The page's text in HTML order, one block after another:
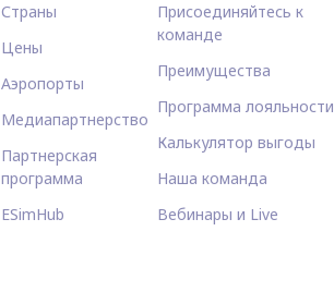
Страны
Цены
Аэропорты
Медиапартнерство
Партнерская
программа
ESimHub
Присоединяйтесь к
команде
Преимущества
Программа лояльности
Калькулятор выгоды
Наша команда
Вебинары и Live